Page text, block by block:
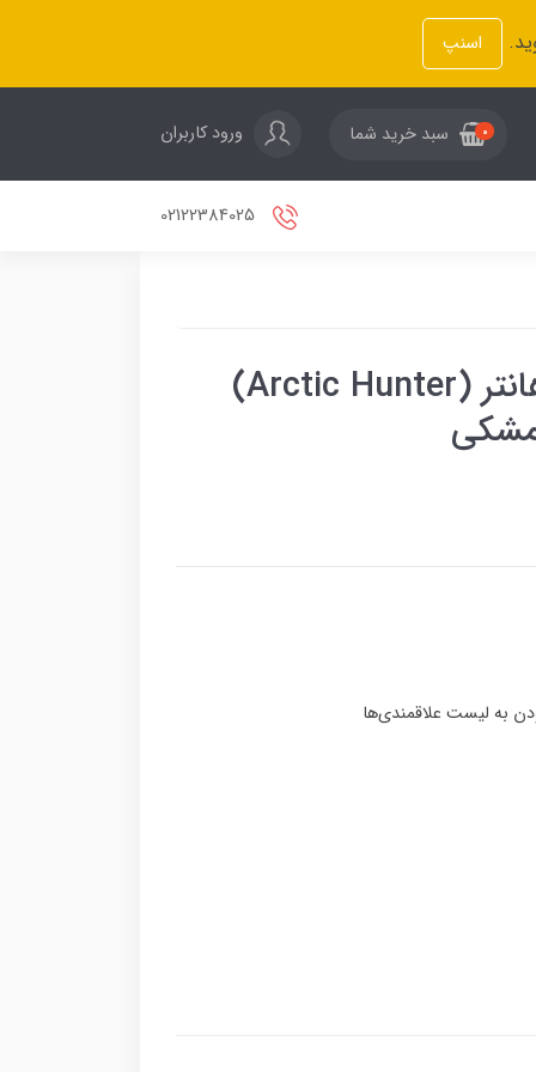
اسنپ
0 سبد خرید شما ورود کاربران
چمدان مسافرتی آرکتیک هانتر (Arctic Hunter)